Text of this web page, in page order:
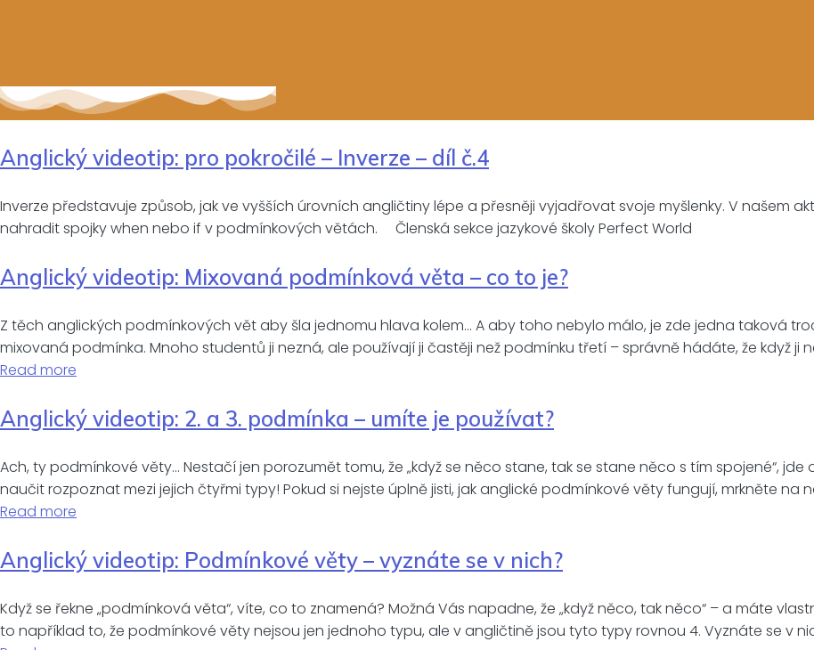
Anglický videotip: pro pokročilé – Inverze – díl č.4
Inverze představuje způsob, jak ve vyšších úrovních angličtiny lépe a přesněji vyjadřovat svoje myšlenky. V našem
nahradit spojky when nebo if v podmínkových větách. Členská sekce jazykové školy Perfect World
Anglický videotip: Mixovaná podmínková věta – co to je?
Z těch anglických podmínkových vět aby šla jednomu hlava kolem… A aby toho nebylo málo, je zde jedna taková
mixovaná podmínka. Mnoho studentů ji nezná, ale používají ji častěji než podmínku třetí – správně hádáte, že když ji
Read more
Anglický videotip: 2. a 3. podmínka – umíte je používat?
Ach, ty podmínkové věty… Nestačí jen porozumět tomu, že „když se něco stane, tak se stane něco s tím spojené“,
naučit rozpoznat mezi jejich čtyřmi typy! Pokud si nejste úplně jisti, jak anglické podmínkové věty fungují, mrkněte
Read more
Anglický videotip: Podmínkové věty – vyznáte se v nich?
Když se řekne „podmínková věta“, víte, co to znamená? Možná Vás napadne, že „když něco, tak něco“ – a máte
to například to, že podmínkové věty nejsou jen jednoho typu, ale v angličtině jsou tyto typy rovnou 4. Vyznáte se v